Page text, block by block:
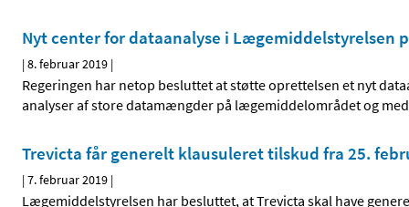
Nyt center for dataanalyse i Lægemiddelstyrelsen
|8. februar 2019 |
Regeringen har netop besluttet at støtte oprettelsen et nyt
analyser af store datamængder på lægemiddelområdet og
Trevicta får generelt klausuleret tilskud fra 25.
|7. februar 2019 |
Lægemiddelstyrelsen har besluttet, at Trevicta skal have